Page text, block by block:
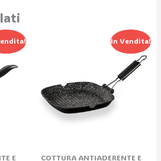
E
Prezzo
È:
€.
In Vendita!
COTTURA ANTIADERENTE E
Prezzo
42,72 €.
Il
Prezzo
Attuale
È:
29,90 €.